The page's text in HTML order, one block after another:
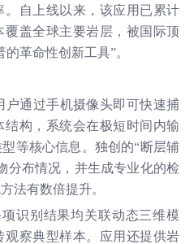
自上线以来，该应用已累计
覆盖全球主要岩层，被国际顶
革命性创新工具”。
户通过手机摄像头即可快速捕
构，系统会在极短时间内输
等核心信息。独创的“断层辅
分布情况，并生成专业化的检
法有数倍提升。
识别结果均关联动态三维模
察典型样本。应用还提供岩